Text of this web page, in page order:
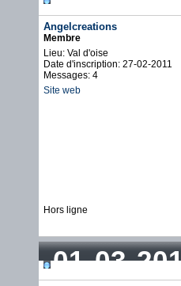
Angelcreations
Membre
Lieu: Val d'oise
Date d'inscription: 27-02-2011
Messages: 4
Site web
Hors ligne
01-03-